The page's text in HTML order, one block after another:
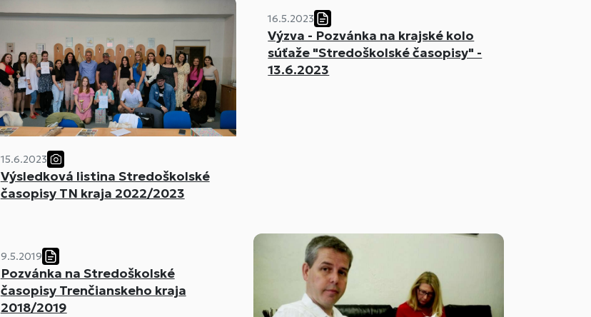
15.6.2023
Výsledková listina Stredoškolské
časopisy TN kraja 2022/2023
16.5.2023
Výzva - Pozvánka na krajské kolo
súťaže "Stredoškolské časopisy" -
13.6.2023
9.5.2019
Pozvánka na Stredoškolské
časopisy Trenčianskeho kraja
2018/2019